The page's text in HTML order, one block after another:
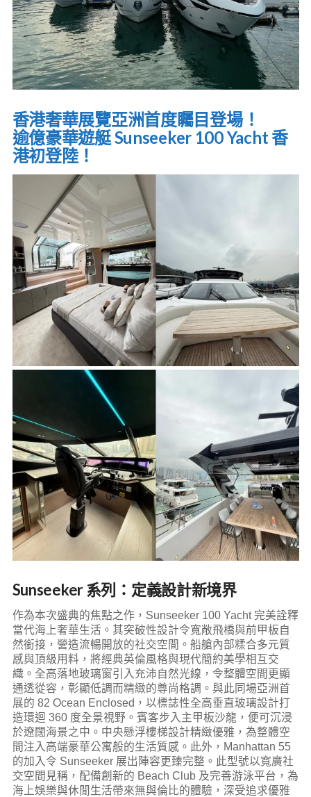
香港奢華展覽亞洲首度矚目登場！
逾億豪華遊艇 Sunseeker 100 Yacht 香
港初登陸！
Sunseeker 系列：定義設計新境界
作為本次盛典的焦點之作，Sunseeker 100 Yacht 完美詮釋
當代海上奢華生活。其突破性設計令寬敞飛橋與前甲板自
然銜接，營造流暢開放的社交空間。船艙內部糅合多元質
感與頂級用料，將經典英倫風格與現代簡約美學相互交
織。全高落地玻璃窗引入充沛自然光線，令整體空間更顯
通透從容，彰顯低調而精緻的尊尚格調。與此同場亞洲首
展的 82 Ocean Enclosed，以標誌性全高垂直玻璃設計打
造環迴 360 度全景視野。賓客步入主甲板沙龍，便可沉浸
於遼闊海景之中。中央懸浮樓梯設計精緻優雅，為整體空
間注入高端豪華公寓般的生活質感。此外，Manhattan 55
的加入令 Sunseeker 展出陣容更臻完整。此型號以寬廣社
交空間見稱，配備創新的 Beach Club 及完善游泳平台，為
海上娛樂與休閒生活帶來無與倫比的體驗，深受追求優雅